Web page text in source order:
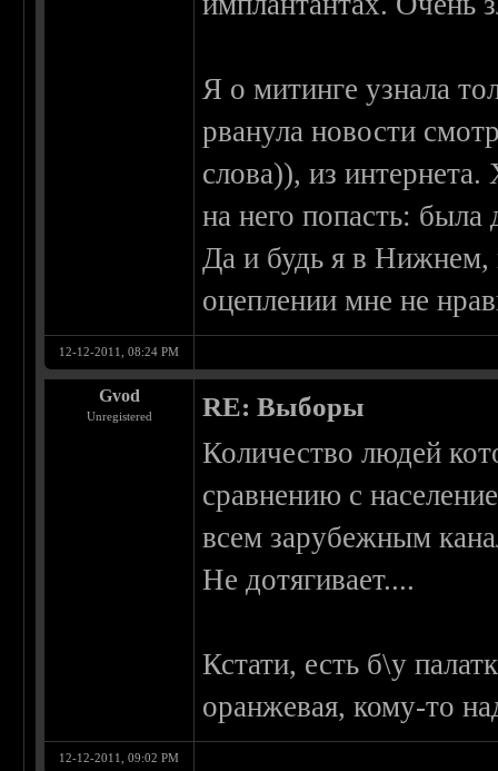
Я о митинге узнала
рванула новости
слова)), из
на него попасть: была
Да и будь я в
оцеплении мне не
12-12-2011, 08:24 PM
Gvod
Unregistered RE: Выборы
Количество людей
сравнению с
всем зарубежным
Не дотягивает....
Кстати, есть б\у
оранжевая, кому-то
12-12-2011, 09:02 PM